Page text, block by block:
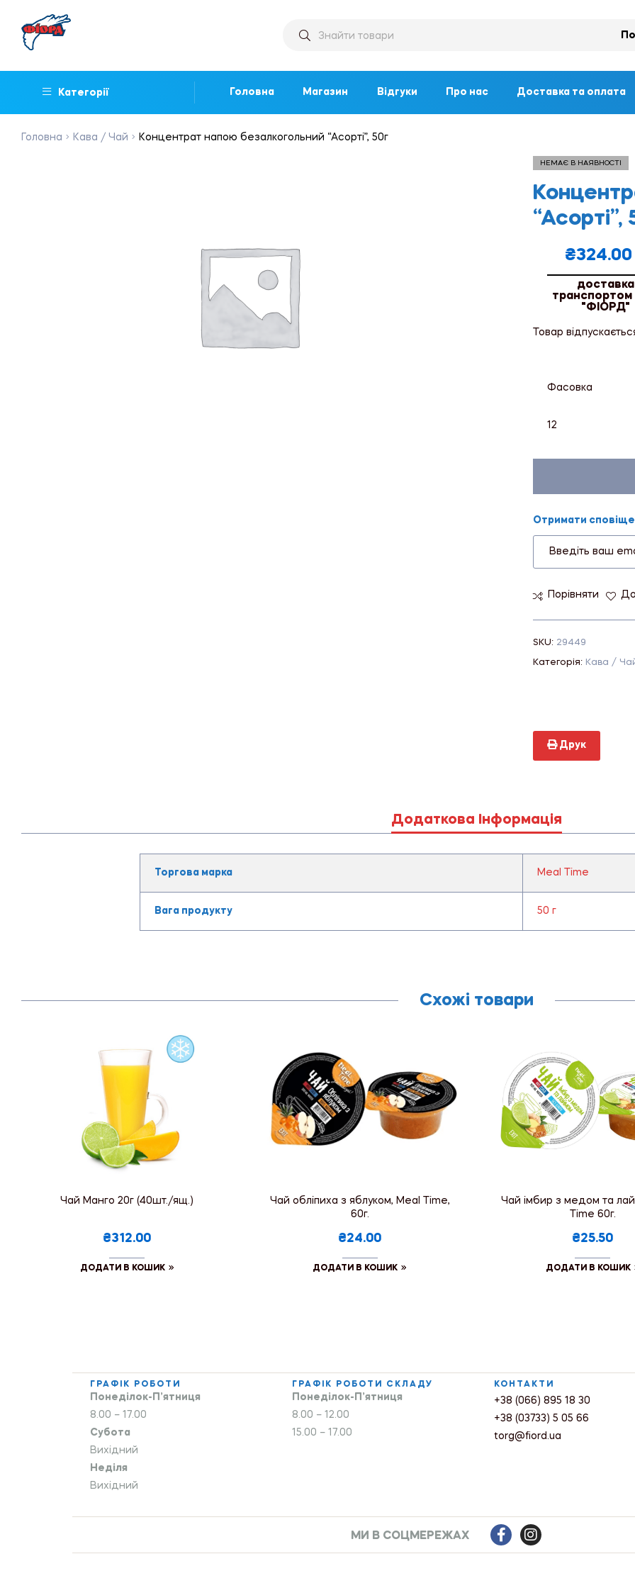
Категорії Головна Магазин Відгуки Про нас Доставка та оплата
Головна Кава / Чай Концентрат напою безалкогольний “Асорті”, 50г
НЕМАЄ В НАЯВНОСТІ
“Асорті”,
₴324.00
доставка
"ФІОРД"
Товар
Фасовка
12
Отримати
Порівняти
SKU: 29449
Категорія: Кава /
Друк
Додаткова Інформація
Торгова марка Meal Time
Вага продукту 50 г
Схожі товари
Чай Манго 20г (40шт./ящ.)
₴312.00
ДОДАТИ В КОШИК
Чай обліпиха з яблуком, Meal Time,
60г.
₴24.00
ДОДАТИ В КОШИК
Чай імбир з медом та
Time 60г.
₴25.50
ДОДАТИ В КОШИК
ГРАФІК РОБОТИ
Понеділок-П’ятниця
8.00 – 17.00
Субота
Вихідний
Неділя
Вихідний
ГРАФІК РОБОТИ СКЛАДУ
Понеділок-П’ятниця
8.00 – 12.00
15.00 – 17.00
КОНТАКТИ
+38 (066) 895 18 30
+38 (03733) 5 05 66
torg@fiord.ua
МИ В СОЦМЕРЕЖАХ